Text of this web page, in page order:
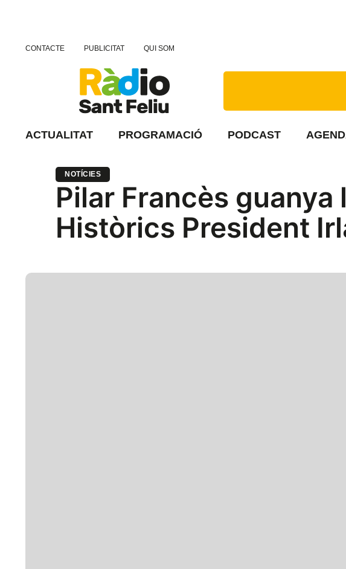
CONTACTE PUBLICITAT QUI SOM
ACTUALITAT PROGRAMACIÓ PODCAST
NOTÍCIES
Pilar Francès guanya
Històrics President